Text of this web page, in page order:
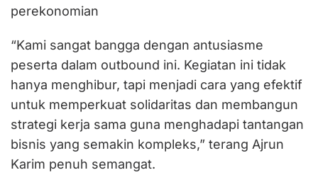
perekonomian
“Kami sangat bangga dengan antusiasme
peserta dalam outbound ini. Kegiatan ini tidak
hanya menghibur, tapi menjadi cara yang efektif
untuk memperkuat solidaritas dan membangun
strategi kerja sama guna menghadapi tantangan
bisnis yang semakin kompleks,” terang Ajrun
Karim penuh semangat.